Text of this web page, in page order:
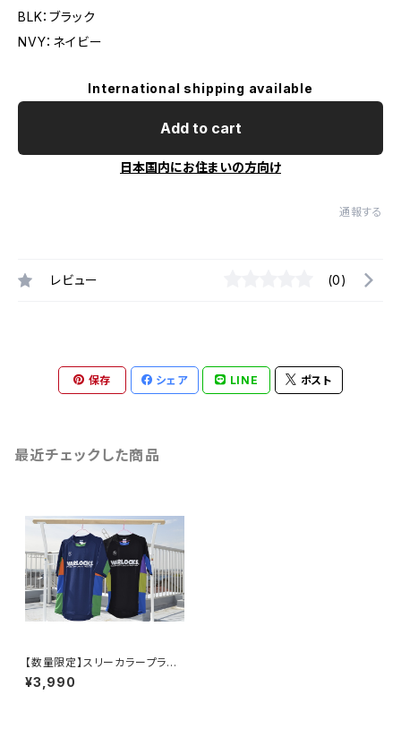
BLK：ブラック
NVY：ネイビー
International shipping available
Add to cart
日本国内にお住まいの方向け
通報する
レビュー (0)
保存 シェア LINE ポスト
最近チェックした商品
【数量限定】スリーカラープラク
ティスシャツ WLS101010
¥3,990